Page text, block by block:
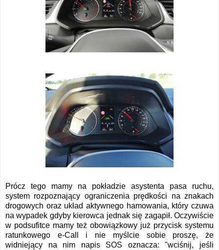
Prócz tego mamy na pokładzie asystenta pasa ruchu,
system rozpoznający ograniczenia prędkości na znakach
drogowych oraz układ aktywnego hamowania, który czuwa
na wypadek gdyby kierowca jednak się zagapił. Oczywiście
w podsufitce mamy też obowiązkowy już przycisk systemu
ratunkowego e-Call i nie myślcie sobie proszę, że
widniejący na nim napis SOS oznacza: "wciśnij, jeśli